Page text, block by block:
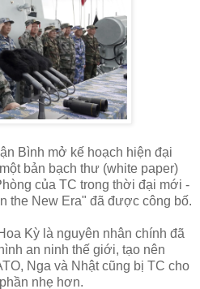
Bình mở kế hoạch hiện đại
bản bạch thư (white paper)
của TC trong thời đại mới -
the New Era" đã được công bố.
Kỳ là nguyên nhân chính đã
an ninh thế giới, tạo nên
Nga và Nhật cũng bị TC cho
nhẹ hơn.